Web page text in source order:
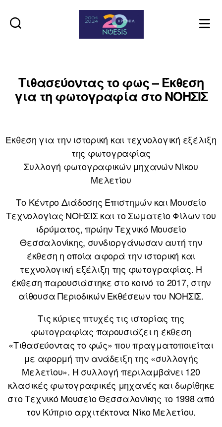
Τιθασεύοντας το φως – Έκθεση
για τη φωτογραφία στο ΝΟΗΣΙΣ
Έκθεση για την ιστορική και τεχνολογική εξέλιξη
της φωτογραφίας
Συλλογή φωτογραφικών μηχανών Νίκου
Μελετίου
Το Κέντρο Διάδοσης Επιστημών και Μουσείο
Τεχνολογίας ΝΟΗΣΙΣ και το Σωματείο Φίλων του
ιδρύματος, πρώην Τεχνικό Μουσείο
Θεσσαλονίκης, συνδιοργάνωσαν αυτή την
έκθεση η οποία αφορά την ιστορική και
τεχνολογική εξέλιξη της φωτογραφίας. Η
έκθεση παρουσιάστηκε στο κοινό το 2017, στην
αίθουσα Περιοδικών Εκθέσεων του ΝΟΗΣΙΣ.
Τις κύριες πτυχές τις ιστορίας της
φωτογραφίας παρουσιάζει η έκθεση
«Τιθασεύοντας το φώς» που πραγματοποιείται
με αφορμή την ανάδειξη της «συλλογής
Μελετίου». Η συλλογή περιλαμβάνει 120
κλασικές φωτογραφικές μηχανές και δωρίθηκε
στο Τεχνικό Μουσείο Θεσσαλονίκης το 1998 από
τον Κύπριο αρχιτέκτονα Νίκο Μελετίου.